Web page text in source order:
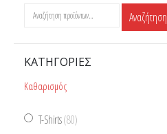
Αναζήτηση
ΚΑΤΗΓΟΡΊΕΣ
Καθαρισμός
T-Shirts(80)